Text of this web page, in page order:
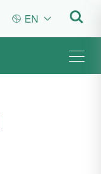
 EN 